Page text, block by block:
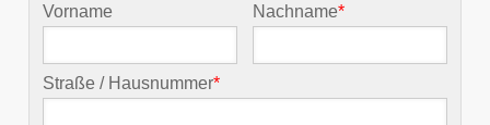
Vorname Nachname*
Straße / Hausnummer*